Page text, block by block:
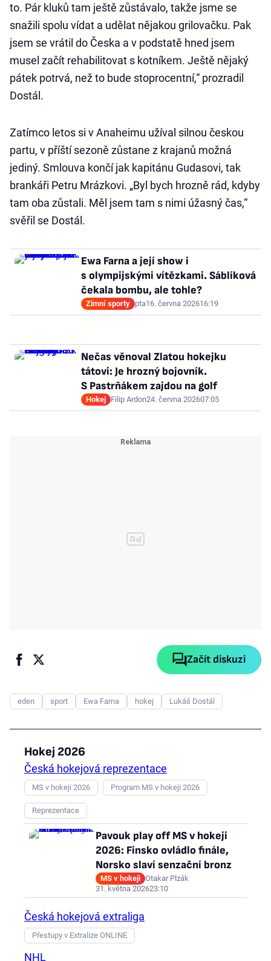
to. Pár kluků tam ještě zůstávalo, takže jsme se
snažili spolu vídat a udělat nějakou grilovačku. Pak
jsem se vrátil do Česka a v podstatě hned jsem
musel začít rehabilitovat s kotníkem. Ještě nějaký
pátek potrvá, než to bude stoprocentní,“ prozradil
Dostál.
Zatímco letos si v Anaheimu užíval silnou českou
partu, v příští sezoně zůstane z krajanů možná
jediný. Smlouva končí jak kapitánu Gudasovi, tak
brankáři Petru Mrázkovi. „Byl bych hrozně rád, kdyby
tam oba zůstali. Měl jsem tam s nimi úžasný čas,“
svěřil se Dostál.
Ewa Farna a její show i
s olympijskými vítězkami. Sáblíková
čekala bombu, ale tohle?
Zimní sporty pta16. června 202616:19
Nečas věnoval Zlatou hokejku
tátovi: Je hrozný bojovník.
S Pastrňákem zajdou na golf
Hokej Filip Ardon24. června 202607:05
Začít diskuzi
eden sport Ewa Farna hokej Lukáš Dostál
Hokej 2026
Česká hokejová reprezentace
MS v hokeji 2026 Program MS v hokeji 2026
Reprezentace
Pavouk play off MS v hokeji
2026: Finsko ovládlo finále,
Norsko slaví senzační bronz
MS v hokeji Otakar Plzák
31. května 202623:10
Česká hokejová extraliga
Přestupy v Extralize ONLINE
NHL